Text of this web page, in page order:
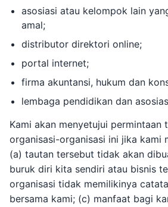
asosiasi atau kelompok lain
amal;
distributor direktori online;
portal internet;
firma akuntansi, hukum dan
lembaga pendidikan dan
Kami akan menyetujui permintaan
organisasi-organisasi ini jika kami
(a) tautan tersebut tidak akan
buruk diri kita sendiri atau bisnis
organisasi tidak memilikinya
bersama kami; (c) manfaat bagi